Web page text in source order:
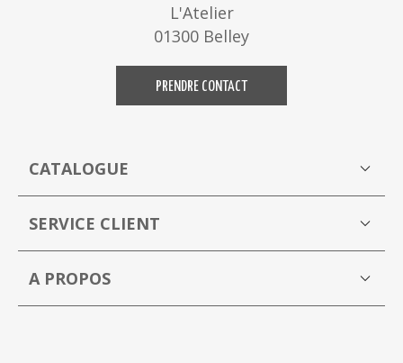
CATALOGUE
Boutique
SERVICE CLIENT
Mon compte
A PROPOS
L'Atelier
01300 Belley
PRENDRE CONTACT